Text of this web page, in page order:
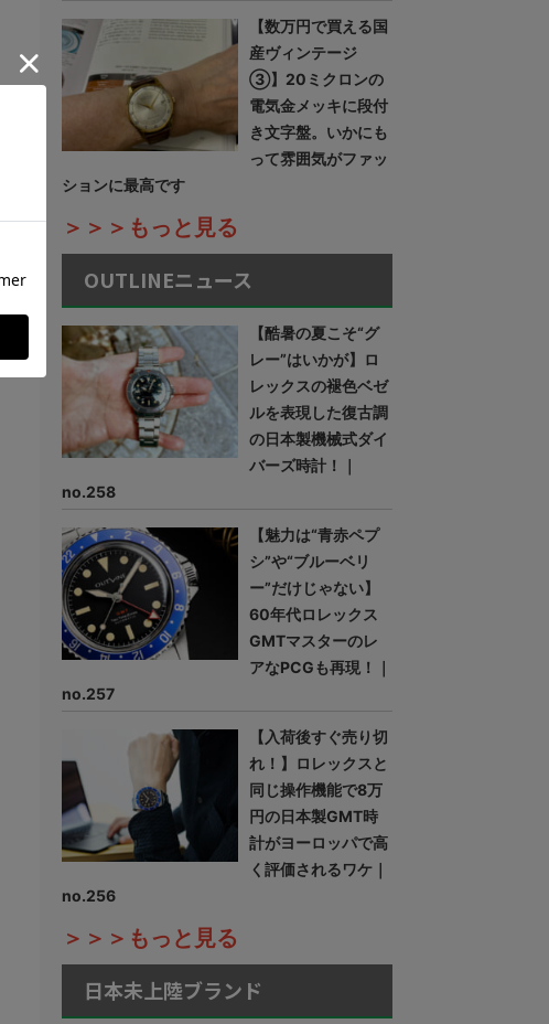
【数万円で買える国
産ヴィンテージ
③】20ミクロンの
電気金メッキに段付
き文字盤。いかにも
って雰囲気がファッ
ションに最高です
＞＞＞もっと見る
OUTLINEニュース
【酷暑の夏こそ“グ
レー”はいかが】ロ
レックスの褪色ベゼ
ルを表現した復古調
の日本製機械式ダイ
バーズ時計！｜
no.258
【魅力は“青赤ペプ
シ”や“ブルーベリ
ー”だけじゃない】
60年代ロレックス
GMTマスターのレ
アなPCGも再現！｜
no.257
【入荷後すぐ売り切
れ！】ロレックスと
同じ操作機能で8万
円の日本製GMT時
計がヨーロッパで高
く評価されるワケ｜
no.256
＞＞＞もっと見る
日本未上陸ブランド